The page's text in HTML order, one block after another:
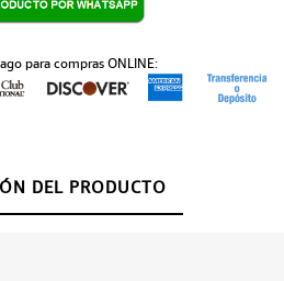
para compras ONLINE:
DEL PRODUCTO